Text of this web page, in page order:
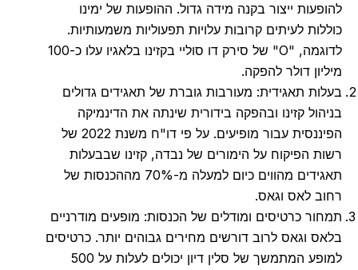
ייצור בקנה מידה גדול. ההופעות של ימינו
לעיתים קרובות עלויות תפעוליות משמעותיות.
לדוגמה, "O" של סירק דו סוליי בקזינו בלאגיו עלו כ-100
דולר להפקה.
תאגידית: מעורבות גוברת של תאגידים גדולים
קזינו ובהפקה בידורית שינתה את הדינמיקה
הפיננסית עבור מופיעים. על פי דו"ח משנת 2022 של
הפיקוח על הימורים של נבדה, קזינו שבבעלות
תאגידים מהווים כיום למעלה מ-70% מההכנסות של
לאס וגאס.
כרטיסים ומודלים של הכנסות: מופעים מודרניים
וגאס לרוב דורשים מחירים גבוהים יותר. כרטיסים
למופע המתמשך של סלין דיון יכולים לעלות על 500